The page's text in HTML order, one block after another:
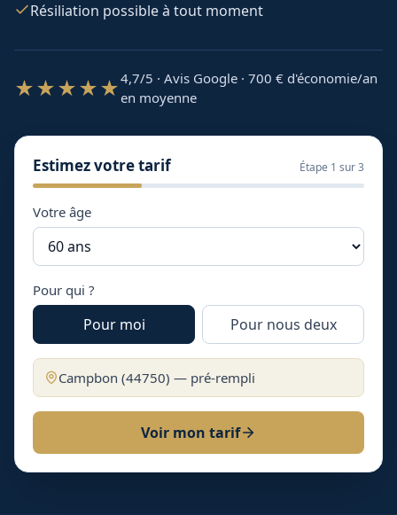
Résiliation possible à tout moment
★★★★★4,7/5 · Avis Google · 700 € d'économie/an
en moyenne
Estimez votre tarif Étape 1 sur 3
Votre âge
Pour qui ?
Pour moi Pour nous deux
Campbon (44750) — pré-rempli
Voir mon tarif